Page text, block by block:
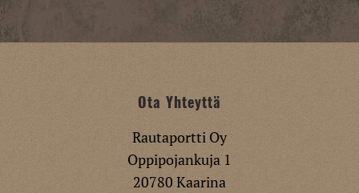
Ota Yhteyttä
Rautaportti Oy
Oppipojankuja 1
20780 Kaarina